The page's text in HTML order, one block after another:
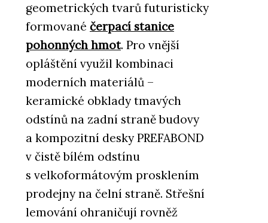
geometrických tvarů futuristicky
formované čerpací stanice
pohonných hmot. Pro vnější
opláštění využil kombinaci
moderních materiálů –
keramické obklady tmavých
odstínů na zadní straně budovy
a kompozitní desky PREFABOND
v čistě bílém odstínu
s velkoformátovým prosklením
prodejny na čelní straně. Střešní
lemování ohraničují rovněž